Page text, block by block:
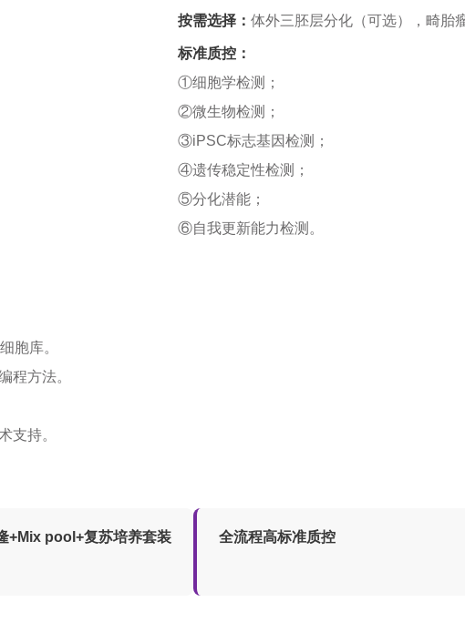
按需选择： 体外三胚层分化（可选），畸胎
标准质控：
①细胞学检测；
②微生物检测；
③iPSC标志基因检测；
④遗传稳定性检测；
⑤分化潜能；
⑥自我更新能力检测。
胞库。
程方法。
支持。
+Mix pool+复苏培养套装
全流程高标准质控